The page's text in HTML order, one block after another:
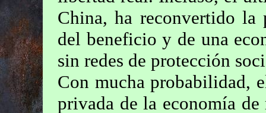
China, ha reconvertido la
del beneficio y de una
sin redes de protección
Con mucha probabilidad,
privada de la economía de